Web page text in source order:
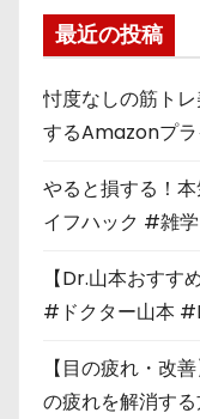
最近の投稿
忖度なしの筋ト
するAmazonプ
やると損する！
イフハック #雑
【Dr.山本おすす
#ドクター山本
【目の疲れ・改
の疲れを解消す